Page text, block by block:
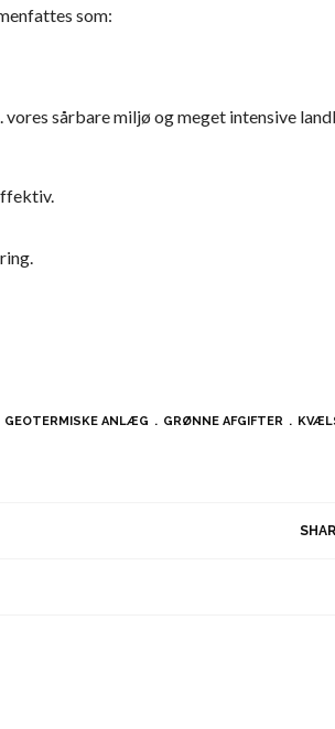
som:
sårbare miljø og meget intensive
GEOTERMISKE ANLÆG GRØNNE AFGIFTER